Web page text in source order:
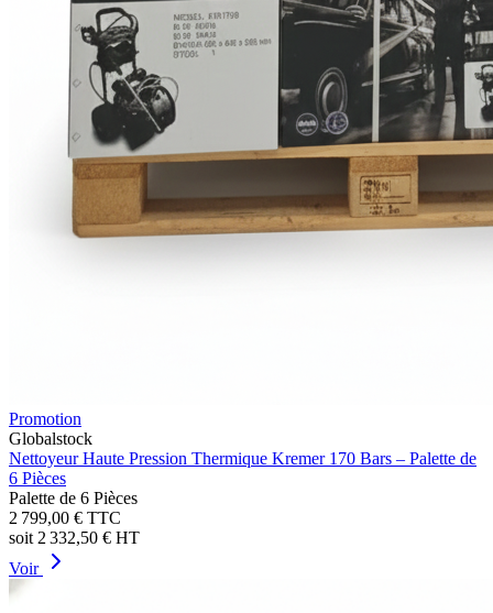
Promotion
Globalstock
Nettoyeur Haute Pression Thermique Kremer 170 Bars – Palette de
6 Pièces
Palette de 6 Pièces
2 799,00 € TTC
soit 2 332,50 € HT
Voir